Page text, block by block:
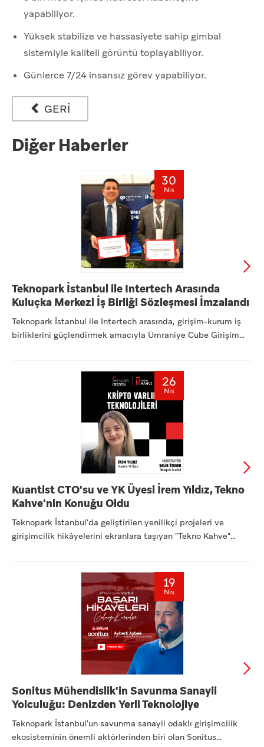
yapabiliyor.
Yüksek stabilize ve hassasiyete sahip gimbal
sistemiyle kaliteli görüntü toplayabiliyor.
Günlerce 7/24 insansız görev yapabiliyor.
GERİ
Diğer Haberler
30
Nis
Teknopark İstanbul ile Intertech Arasında
Kuluçka Merkezi İş Birliği Sözleşmesi İmzalandı
Teknopark İstanbul ile Intertech arasında, girişim-kurum iş
birliklerini güçlendirmek amacıyla Ümraniye Cube Girişim
26
Nis
Kuantist CTO'su ve YK Üyesi İrem Yıldız, Tekno
Kahve'nin Konuğu Oldu
Teknopark İstanbul'da geliştirilen yenilikçi projeleri ve
girişimcilik hikâyelerini ekranlara taşıyan "Tekno Kahve"
19
Nis
Sonitus Mühendislik'in Savunma Sanayii
Yolculuğu: Denizden Yerli Teknolojiye
Teknopark İstanbul'un savunma sanayii odaklı girişimcilik
ekosisteminin önemli aktörlerinden biri olan Sonitus